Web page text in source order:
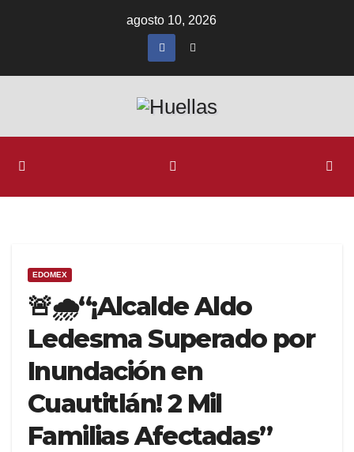
agosto 10, 2026
EDOMEX
🚨🌧️“¡Alcalde Aldo
Ledesma Superado por
Inundación en
Cuautitlán! 2 Mil
Familias Afectadas”